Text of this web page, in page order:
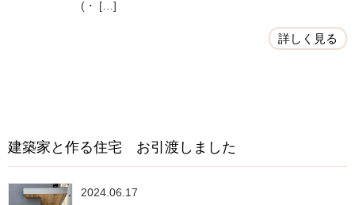
(・ […]
詳しく見る
建築家と作る住宅 お引渡しました
2024.06.17